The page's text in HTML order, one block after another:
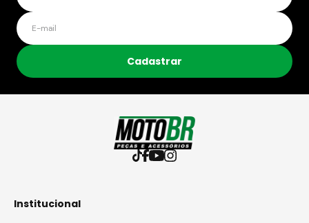
Cadastrar
Institucional